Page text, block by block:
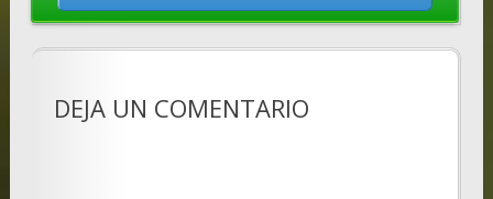
DEJA UN COMENTARIO